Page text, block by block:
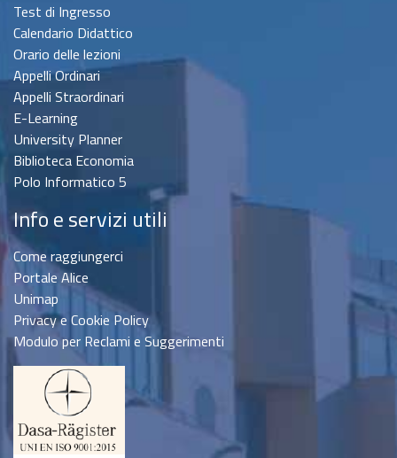
Test di Ingresso
Calendario Didattico
Orario delle lezioni
Appelli Ordinari
Appelli Straordinari
E-Learning
University Planner
Biblioteca Economia
Polo Informatico 5
Info e servizi utili
Come raggiungerci
Portale Alice
Unimap
Privacy e Cookie Policy
Modulo per Reclami e Suggerimenti